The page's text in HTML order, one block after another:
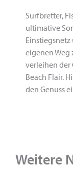
Surfbretter,
ultimative
eigenen Weg
verleihen der
Beach Flair.
den Genuss
Weitere